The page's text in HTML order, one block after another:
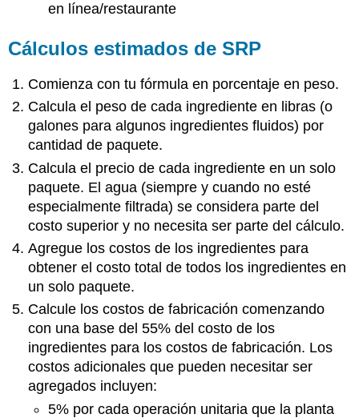
en línea/restaurante
Cálculos estimados de SRP
Comienza con tu fórmula en porcentaje en peso.
Calcula el peso de cada ingrediente en libras (o
galones para algunos ingredientes fluidos) por
cantidad de paquete.
Calcula el precio de cada ingrediente en un solo
paquete. El agua (siempre y cuando no esté
especialmente filtrada) se considera parte del
costo superior y no necesita ser parte del cálculo.
Agregue los costos de los ingredientes para
obtener el costo total de todos los ingredientes en
un solo paquete.
Calcule los costos de fabricación comenzando
con una base del 55% del costo de los
ingredientes para los costos de fabricación. Los
costos adicionales que pueden necesitar ser
agregados incluyen:
5% por cada operación unitaria que la planta